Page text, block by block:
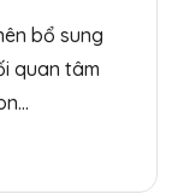
bổ sung
quan tâm